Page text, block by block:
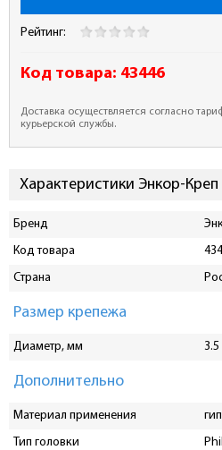
Рейтинг:
Код товара: 43446
Доставка осуществляется согласно
курьерской службы.
Характеристики Энкор-Креп
Бренд
Код товара
Страна
Размер крепежа
Диаметр, мм 3.5
Дополнительно
Материал применения
Тип головки